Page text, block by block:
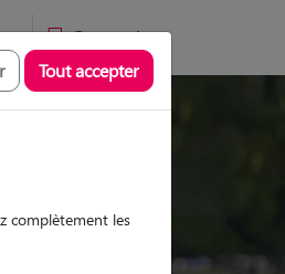
Connexion
Tout accepter
complètement les